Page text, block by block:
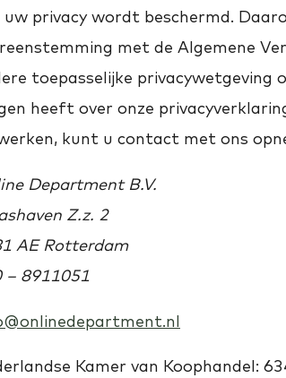
privacy wordt beschermd.
met de Algemene
toepasselijke privacywetgeving
heeft over onze
kunt u contact met ons
Department B.V.
Z.z. 2
AE Rotterdam
– 8911051
Kamer van Koophandel: